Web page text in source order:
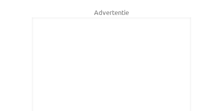
Advertentie